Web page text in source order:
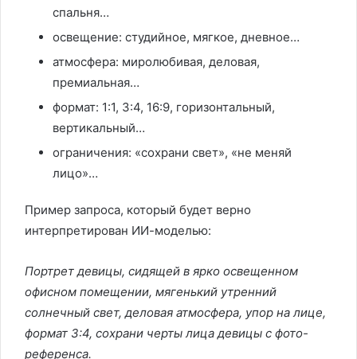
спальня…
освещение: студийное, мягкое, дневное…
атмосфера: миролюбивая, деловая,
премиальная…
формат: 1:1, 3:4, 16:9, горизонтальный,
вертикальный…
ограничения: «сохрани свет», «не меняй
лицо»…
Пример запроса, который будет верно
интерпретирован ИИ-моделью:
Портрет девицы, сидящей в ярко освещенном
офисном помещении, мягенький утренний
солнечный свет, деловая атмосфера, упор на лице,
формат 3:4, сохрани черты лица девицы с фото-
референса.